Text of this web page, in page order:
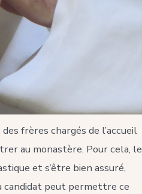
frères chargés de l’accueil
au monastère. Pour cela, le
et s’être bien assuré,
candidat peut permettre ce